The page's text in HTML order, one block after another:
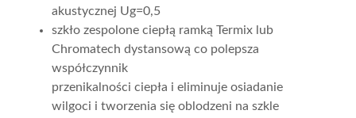
akustycznej Ug=0,5
szkło zespolone ciepłą ramką Termix lub
Chromatech dystansową co polepsza
współczynnik
przenikalności ciepła i eliminuje osiadanie
wilgoci i tworzenia się oblodzeni na szkle